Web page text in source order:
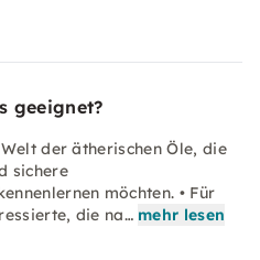
geeignet?
der ätherischen Öle, die
sichere
möchten. • Für
die na… mehr lesen